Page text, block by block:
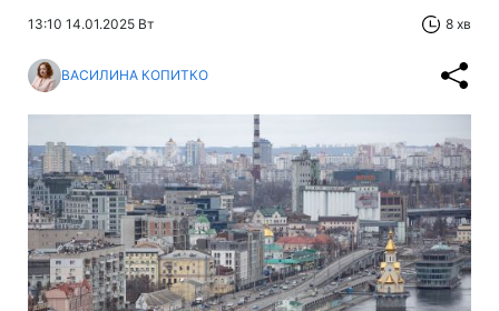
13:10 14.01.2025 Вт 8 хв
ВАСИЛИНА КОПИТКО